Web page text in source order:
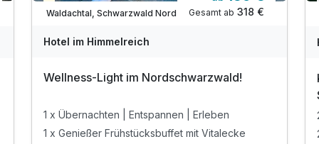
Teilweise ausgelastet
Waldachtal, Schwarzwald Nord
Gesamt ab 318 €
Hotel im Himmelreich
Wellness-Light im Nordschwarzwald!
1 x Übernachten | Entspannen | Erleben
1 x Genießer Frühstücksbuffet mit Vitalecke